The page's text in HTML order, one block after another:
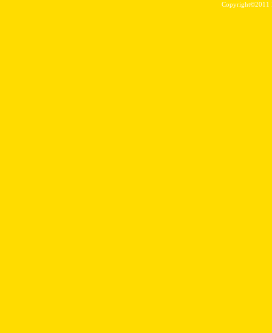
Copyright©2011